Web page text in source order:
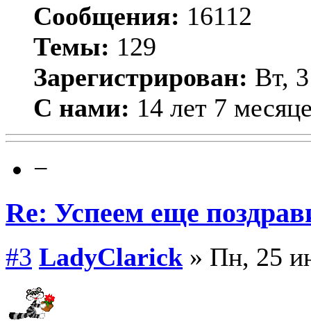
Сообщения: 16112
Темы: 129
Зарегистрирован: Вт,
С нами: 14 лет 7
−
Re: Успеем еще
#3 LadyClarick » Пн, 25